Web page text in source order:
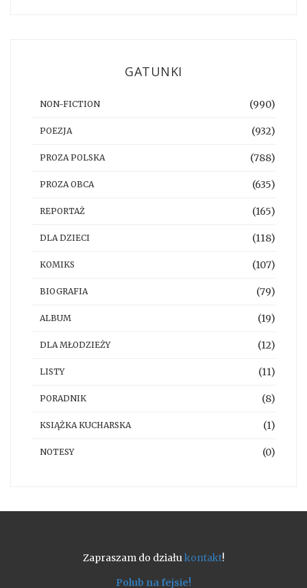
GATUNKI
NON-FICTION (990)
POEZJA (932)
PROZA POLSKA (788)
PROZA OBCA (635)
REPORTAŻ (165)
DLA DZIECI (118)
KOMIKS (107)
BIOGRAFIA (79)
ALBUM (19)
DLA MŁODZIEŻY (12)
LISTY (11)
PORADNIK (8)
KSIĄŻKA KUCHARSKA (1)
NOTESY (0)
Zapraszam do działukontakt!
Polub na fejsie!